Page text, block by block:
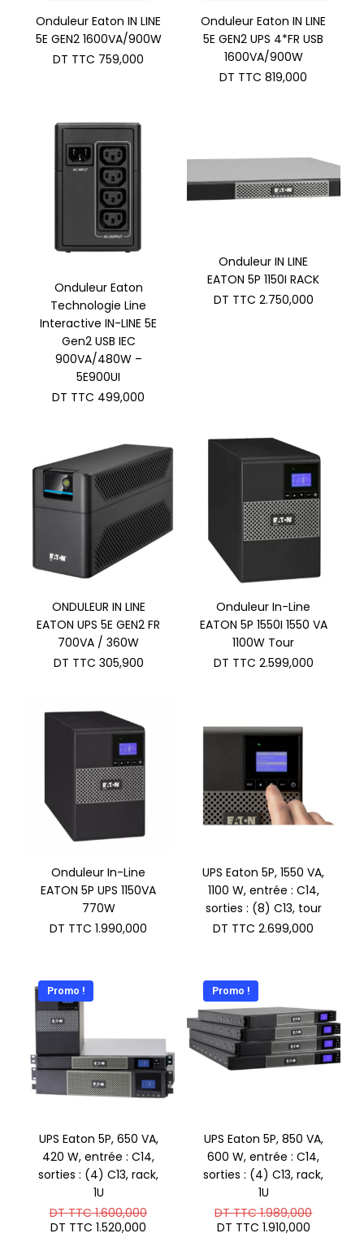
Onduleur Eaton IN LINE
5E GEN2 1600VA/900W
DT TTC 759,000
Onduleur Eaton IN LINE
5E GEN2 UPS 4*FR USB
1600VA/900W
DT TTC 819,000
Onduleur Eaton
Technologie Line
Interactive IN-LINE 5E
Gen2 USB IEC
900VA/480W –
5E900UI
DT TTC 499,000
Onduleur IN LINE
EATON 5P 1150I RACK
DT TTC 2.750,000
ONDULEUR IN LINE
EATON UPS 5E GEN2 FR
700VA / 360W
DT TTC 305,900
Onduleur In-Line
EATON 5P 1550I 1550 VA
1100W Tour
DT TTC 2.599,000
Onduleur In-Line
EATON 5P UPS 1150VA
770W
DT TTC 1.990,000
UPS Eaton 5P, 1550 VA,
1100 W, entrée : C14,
sorties : (8) C13, tour
DT TTC 2.699,000
Promo !
UPS Eaton 5P, 650 VA,
420 W, entrée : C14,
sorties : (4) C13, rack,
1U
DT TTC1.600,000Le
DT TTC 1.520,000
Promo !
UPS Eaton 5P, 850 VA,
600 W, entrée : C14,
sorties : (4) C13, rack,
1U
DT TTC1.989,000Le
DT TTC 1.910,000Le